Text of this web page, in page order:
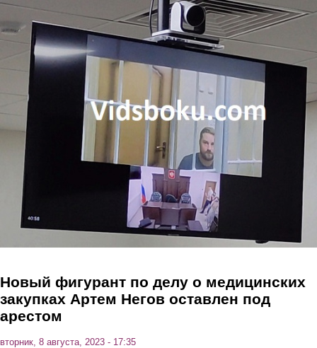
Перейти к основному содержанию
Новый фигурант по делу о медицинских
закупках Артем Негов оставлен под
арестом
вторник, 8 августа, 2023 - 17:35